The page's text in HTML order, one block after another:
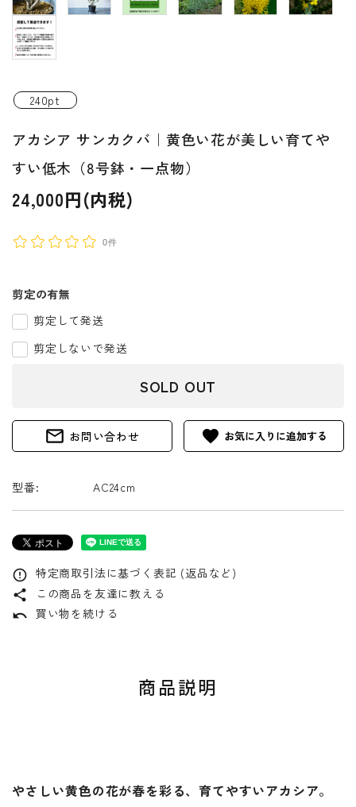
ACCOUNT MENU
ようこそ ゲスト 様
meeting_room ログイン
240pt
アカシア サンカクバ｜黄色い花が美しい育てや
すい低木（8号鉢・一点物）
24,000円(内税)
0件
剪定の有無
剪定して発送
剪定しないで発送
SOLD OUT
mail_outline お問い合わせ favorite
型番: AC24cm
error_outline 特定商取引法に基づく表記 (返品など)
share
この商品を友達に教える
undo 買い物を続ける
商品説明
やさしい黄色の花が春を彩る、育てやすいアカシア。